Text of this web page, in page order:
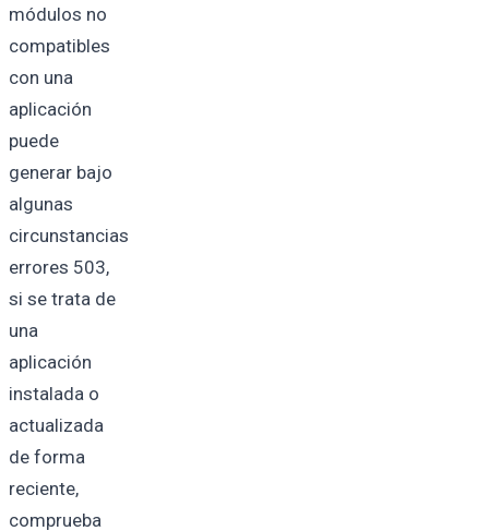
módulos no
compatibles
con una
aplicación
puede
generar bajo
algunas
circunstancias
errores 503,
si se trata de
una
aplicación
instalada o
actualizada
de forma
reciente,
comprueba